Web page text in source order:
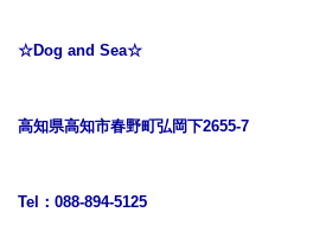
☆Dog and Sea☆
高知県高知市春野町弘岡下2655-7
Tel：088-894-5125